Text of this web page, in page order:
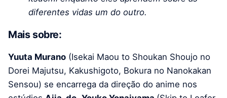
diferentes vidas um do outro.
Mais sobre:
Yuuta Murano (Isekai Maou to Shoukan Shoujo no
Dorei Majutsu, Kakushigoto, Bokura no Nanokakan
Sensou) se encarrega da direção do anime nos